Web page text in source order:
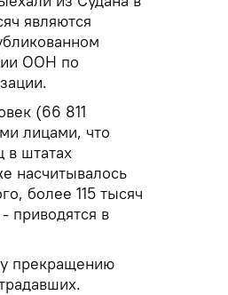
являются
ООН по
(66 811
лицами, что
в штатах
насчитывалось
более 115 тысяч
приводятся в
прекращению